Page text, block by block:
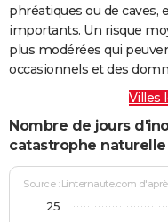
phréatiques ou de caves,
importants. Un risque
plus modérées qui
occasionnels et des
Villes
Nombre de jours
catastrophe naturelle
Source : Linternaute.com
25